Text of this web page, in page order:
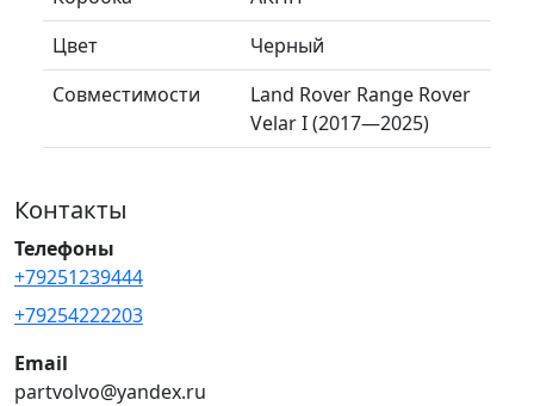
Цвет
Черный
Совместимости
Land Rover Range Rover
Velar I (2017—2025)
Контакты
Телефоны
+79251239444
+79254222203
Email
partvolvo@yandex.ru